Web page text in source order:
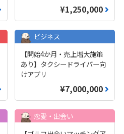
¥1,250,000
ビジネス
【開始4か月・売上増大施策
あり】タクシードライバー向
けアプリ
¥7,000,000
恋愛・出会い